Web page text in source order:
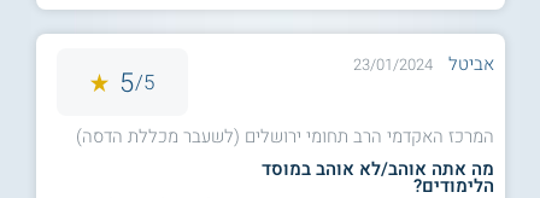
אביטל 23/01/2024
5/
5
המרכז האקדמי הרב תחומי ירושלים (לשעבר מכללת הדסה)
מה אתה אוהב/לא אוהב במוסד
הלימודים?